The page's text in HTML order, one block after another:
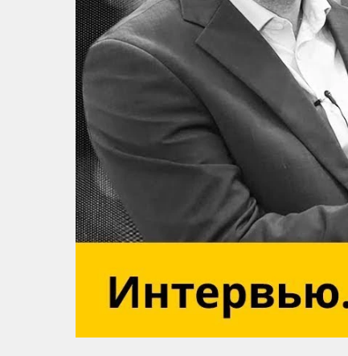
Оборудование и инструмент
Новинки ассортимента
Oracal 641
Orajet 3640
Плёнка монтажная Oratape
ПЭТ листовой
ПЭТ бэклит
Вспененный ПВХ
Заготовки для сувениров